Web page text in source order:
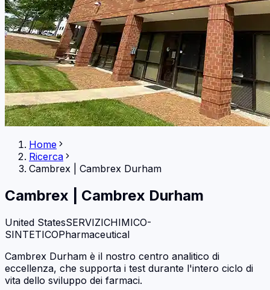
Home
Ricerca
Cambrex
Cambrex Durham
Cambrex Cambrex Durham
United StatesSERVIZICHIMICO-
SINTETICOPharmaceutical
Cambrex Durham è il nostro centro analitico di
eccellenza, che supporta i test durante l'intero ciclo di
vita dello sviluppo dei farmaci.